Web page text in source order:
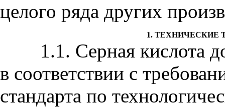
целого ряда других
1. ТЕХНИЧЕСКИЕ
1.1. Серная кислота
в соответствии с
стандарта по